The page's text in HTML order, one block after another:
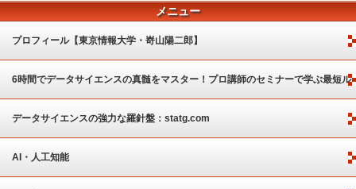
メニュー
プロフィール【東京情報大学・嵜山陽二郎】
6時間でデータサイエンスの真髄をマスター！プロ講師のセミナーで学ぶ最短ル
ート
データサイエンスの強力な羅針盤：statg.com
AI・人工知能